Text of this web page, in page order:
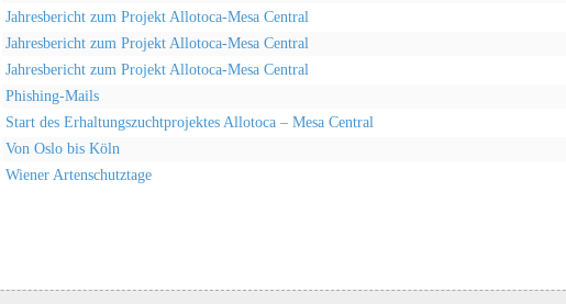
Jahresbericht zum Projekt Allotoca-Mesa Central
Jahresbericht zum Projekt Allotoca-Mesa Central
Jahresbericht zum Projekt Allotoca-Mesa Central
Phishing-Mails
Start des Erhaltungszuchtprojektes Allotoca – Mesa Central
Von Oslo bis Köln
Wiener Artenschutztage